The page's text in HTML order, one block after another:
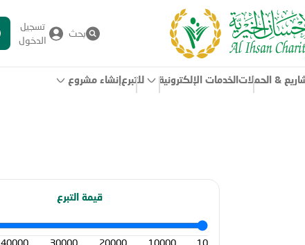
بحث
تسجيل
الدخول
& الحملات الخدمات الإلكترونية للتبرع إنشاء مشروع
قيمة التبرع
10
10000
20000
30000
40000